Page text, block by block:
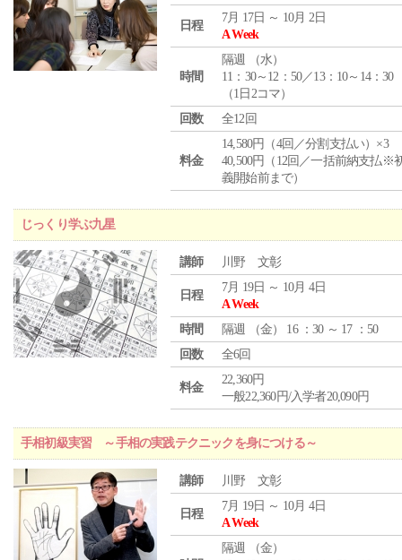
日程
7月 17日 ～ 10月 2日
A Week
時間
隔週 （水）
11：30～12：50／13：10～14：30
（1日2コマ）
回数
全12回
料金
14,580円（4回／分割支払い）×3
40,500円（12回／一括前納支払※
義開始前まで）
じっくり学ぶ九星
講師 川野 文彰
日程
7月 19日 ～ 10月 4日
A Week
時間
隔週 （金） 16 ：30 ～ 17 ：50
回数
全6回
料金
22,360円
一般22,360円/入学者20,090円
手相初級実習 ～手相の実践テクニックを身につける～
講師 川野 文彰
日程
7月 19日 ～ 10月 4日
A Week
隔週 （金）